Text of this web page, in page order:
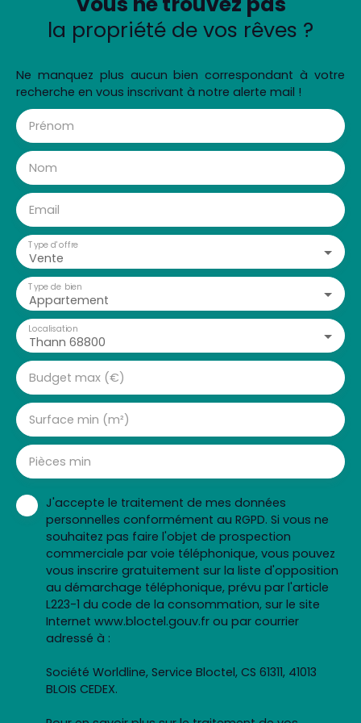
la propriété de vos rêves ?
Ne manquez plus aucun bien correspondant à votre
recherche en vous inscrivant à notre alerte mail !
Prénom
Nom
Email
Vente
Type d'offre
Appartement
Type de bien
Thann 68800
Localisation
Budget max (€)
Surface min (m²)
Pièces min
J'accepte le traitement de mes données
personnelles conformément au RGPD. Si vous ne
souhaitez pas faire l'objet de prospection
commerciale par voie téléphonique, vous pouvez
vous inscrire gratuitement sur la liste d'opposition
au démarchage téléphonique, prévu par l'article
L223-1 du code de la consommation, sur le site
Internet www.bloctel.gouv.fr ou par courrier
adressé à :
Société Worldline, Service Bloctel, CS 61311, 41013
BLOIS CEDEX.